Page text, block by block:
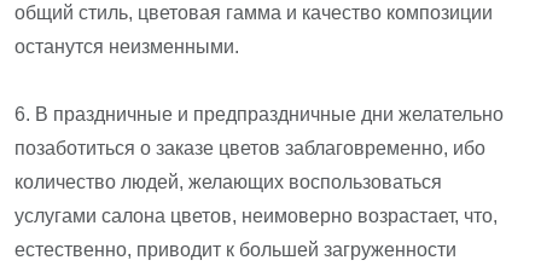
общий стиль, цветовая гамма и качество композиции
останутся неизменными.
6. В праздничные и предпраздничные дни желательно
позаботиться о заказе цветов заблаговременно, ибо
количество людей, желающих воспользоваться
услугами салона цветов, неимоверно возрастает, что,
естественно, приводит к большей загруженности